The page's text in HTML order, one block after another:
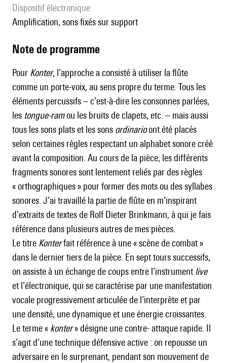
Dispositif électronique
amplification, sons fixés sur support
Note de programme
Pour Konter, l’approche a consisté à utiliser la flûte
comme un porte-voix, au sens propre du terme. Tous les
éléments percussifs – c’est-à-dire les consonnes parlées,
les tongue-ramou les bruits de clapets, etc. – mais aussi
tous les sons plats et les sons ordinarioont été placés
selon certaines règles respectant un alphabet sonore créé
avant la composition. Au cours de la pièce, les différents
fragments sonores sont lentement reliés par des règles
« orthographiques » pour former des mots ou des syllabes
sonores. J’ai travaillé la partie de flûte en m’inspirant
d’extraits de textes de Rolf Dieter Brinkmann, à qui je fais
référence dans plusieurs autres de mes pièces.
Le titre Konterfait référence à une « scène de combat »
dans le dernier tiers de la pièce. En sept tours successifs,
on assiste à un échange de coups entre l’instrument live
et l’électronique, qui se caractérise par une manifestation
vocale progressivement articulée de l’interprète et par
une densité, une dynamique et une énergie croissantes.
Le terme « konter» désigne une contre- attaque rapide. Il
s’agit d’une technique défensive active : on repousse un
adversaire en le surprenant, pendant son mouvement de